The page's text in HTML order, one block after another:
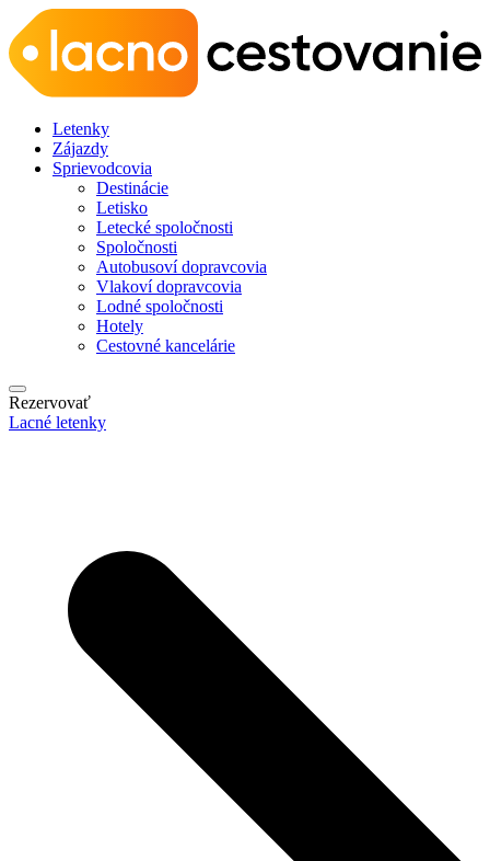
Letenky
Zájazdy
Sprievodcovia
Destinácie
Letisko
Letecké spoločnosti
Spoločnosti
Autobusoví dopravcovia
Vlakoví dopravcovia
Lodné spoločnosti
Hotely
Cestovné kancelárie
Rezervovať
Lacné letenky